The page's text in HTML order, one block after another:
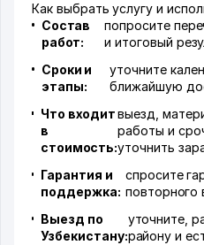
Как выбрать услугу и
Состав
работ:
попросите
и итоговый
Сроки и
этапы:
уточните
ближайшую
Что входит
в
стоимость:
выезд,
работы и
уточнить
Гарантия и
поддержка:
спросите
повторного
Выезд по
Узбекистану:
уточните,
району и